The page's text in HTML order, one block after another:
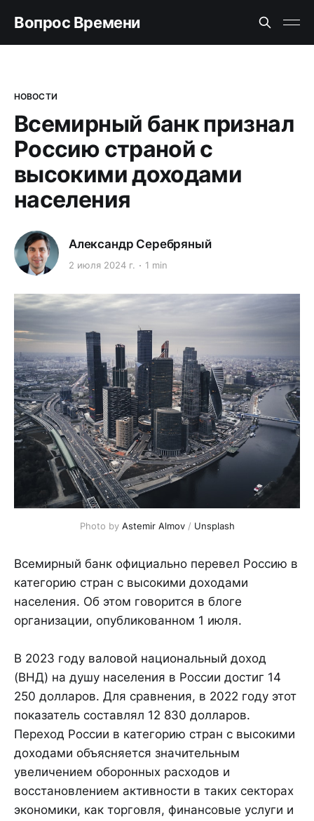
Вопрос Времени
НОВОСТИ
Всемирный банк признал
Россию страной с
высокими доходами
населения
Александр Серебряный
2 июля 2024 г. 1 min
Photo by Astemir Almov / Unsplash
Всемирный банк официально перевел Россию в
категорию стран с высокими доходами
населения. Об этом говорится в блоге
организации, опубликованном 1 июля.
В 2023 году валовой национальный доход
(ВНД) на душу населения в России достиг 14
250 долларов. Для сравнения, в 2022 году этот
показатель составлял 12 830 долларов.
Переход России в категорию стран с высокими
доходами объясняется значительным
увеличением оборонных расходов и
восстановлением активности в таких секторах
экономики, как торговля, финансовые услуги и